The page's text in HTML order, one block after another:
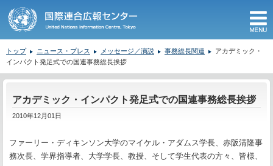
トップ ニュース・プレス メッセージ／演説 事務総長関連
アカデミック・
インパクト発足式での国連事務総長挨拶
アカデミック・インパクト発足式での国連事務総長挨拶
2010年12月01日
ファーリー・ディキンソン大学のマイケル・アダムス学長、赤阪清隆事
務次長、学界指導者、大学学長、教授、そして学生代表の方々、皆様、